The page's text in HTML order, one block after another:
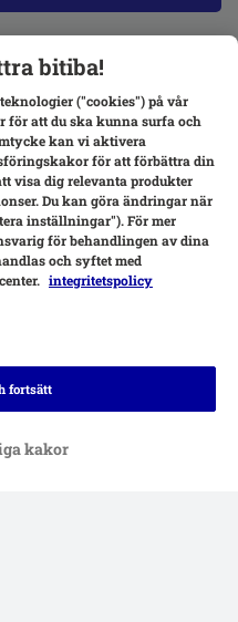
bitiba!
("cookies") på vår
att du ska kunna surfa och
kan vi aktivera
för att förbättra din
visa dig relevanta produkter
Du kan göra ändringar när
inställningar"). För mer
för behandlingen av dina
och syftet med
integritetspolicy
kakor
fortsätt